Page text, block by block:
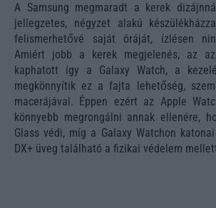
A Samsung megmaradt a kerek
jellegzetes, négyzet alakú
felismerhetővé saját óráját, ízlésen
Amiért jobb a kerek megjelenés, az
kaphatott így a Galaxy Watch, a
megkönnyítik ez a fajta lehetőség,
macerájával. Éppen ezért az Apple
könnyebb megrongálni annak ellenére,
Glass védi, míg a Galaxy Watchon
DX+ üveg található a fizikai védelem